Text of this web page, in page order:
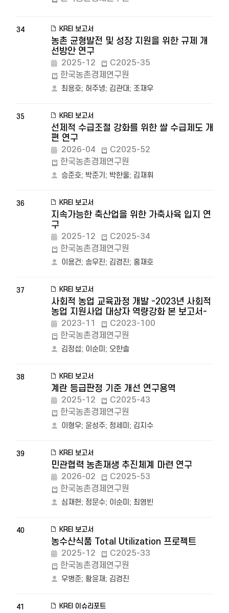
34 KREI 보고서
농촌 균형발전 및 성장 지원을 위한 규제 개
선방안 연구
2025-12
C2025-35
한국농촌경제연구원
최용호; 허주녕; 김관대; 조재우
35 KREI 보고서
선제적 수급조절 강화를 위한 쌀 수급제도 개
편 연구
2026-04
C2025-52
한국농촌경제연구원
승준호; 박준기 ; 박한울; 김재휘
36 KREI 보고서
지속가능한 축산업을 위한 가축사육 입지 연
구
2025-12
C2025-34
한국농촌경제연구원
이용건; 송우진; 김경진; 홍재호
37 KREI 보고서
사회적 농업 교육과정 개발 -2023년 사회적
농업 지원사업 대상자 역량강화 본 보고서-
2023-11
C2023-100
한국농촌경제연구원
김정섭; 이순미 ; 오한솔
38 KREI 보고서
계란 등급판정 기준 개선 연구용역
2025-12
C2025-43
한국농촌경제연구원
이형우; 윤성주; 정세미 ; 김지수
39 KREI 보고서
민관협력 농촌재생 추진체계 마련 연구
2026-02
C2025-53
한국농촌경제연구원
심재헌; 정문수; 이순미 ; 최영빈
40 KREI 보고서
농수산식품 Total Utilization 프로젝트
2025-12
C2025-33
한국농촌경제연구원
우병준; 황윤재; 김경진
41 KREI 이슈리포트